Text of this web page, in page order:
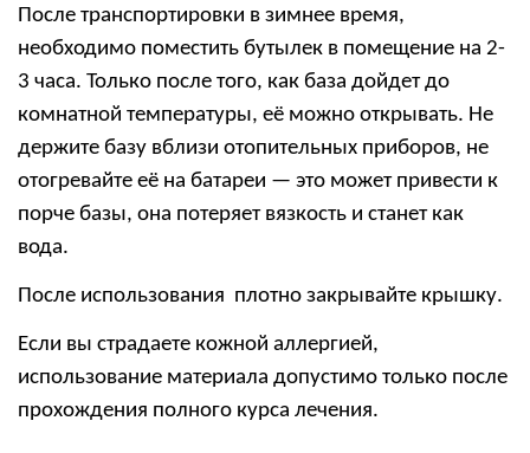
После транспортировки в зимнее время,
необходимо поместить бутылек в помещение на 2-
3 часа. Только после того, как база дойдет до
комнатной температуры, её можно открывать. Не
держите базу вблизи отопительных приборов, не
отогревайте её на батареи — это может привести к
порче базы, она потеряет вязкость и станет как
вода.
После использования плотно закрывайте крышку.
Если вы страдаете кожной аллергией,
использование материала допустимо только после
прохождения полного курса лечения.